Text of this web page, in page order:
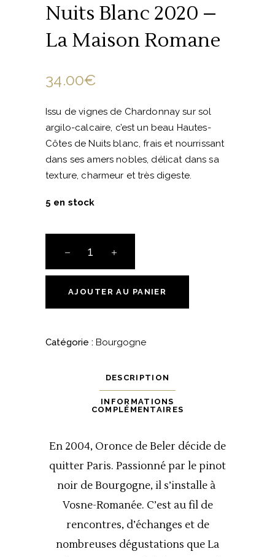
Nuits Blanc 2020 –
La Maison Romane
34.00€
Issu de vignes de Chardonnay sur sol
argilo-calcaire, c’est un beau Hautes-
Côtes de Nuits blanc, frais et nourrissant
dans ses amers nobles, délicat dans sa
texture, charmeur et très digeste.
5 en stock
Côtes
de
-
AJOUTER AU PANIER
Catégorie : Bourgogne
DESCRIPTION
INFORMATIONS
COMPLÉMENTAIRES
En 2004, Oronce de Beler décide de
quitter Paris. Passionné par le pinot
noir de Bourgogne, il s’installe à
Vosne-Romanée. C’est au fil de
rencontres, d’échanges et de
nombreuses dégustations que La